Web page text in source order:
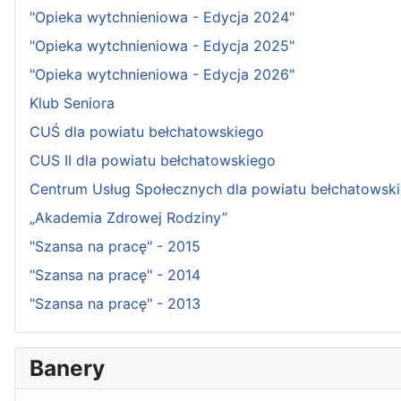
"Opieka wytchnieniowa - Edycja 2024"
"Opieka wytchnieniowa - Edycja 2025"
"Opieka wytchnieniowa - Edycja 2026"
Klub Seniora
CUŚ dla powiatu bełchatowskiego
CUS II dla powiatu bełchatowskiego
Centrum Usług Społecznych dla powiatu
„Akademia Zdrowej Rodziny”
"Szansa na pracę" - 2015
"Szansa na pracę" - 2014
"Szansa na pracę" - 2013
Banery